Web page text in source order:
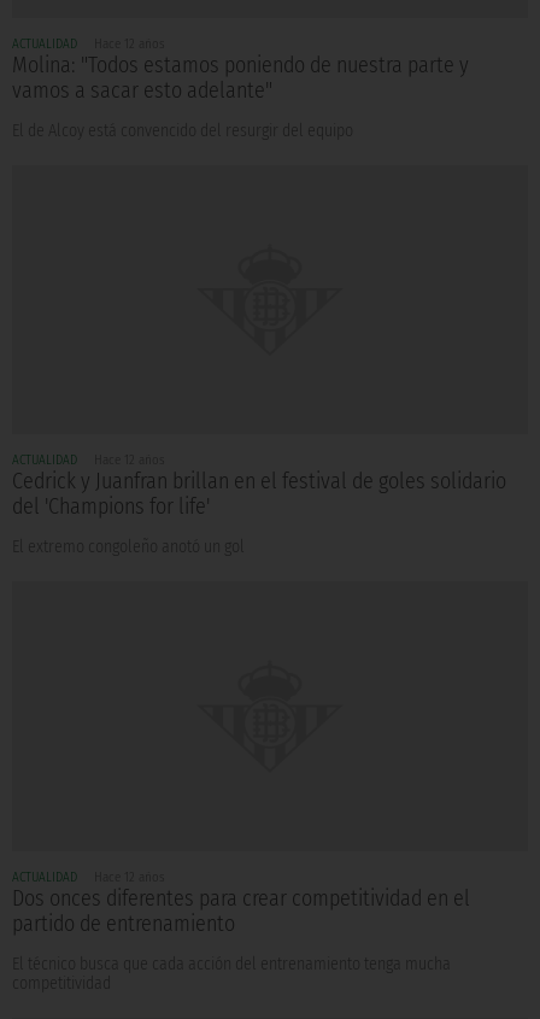
ACTUALIDAD
Molina: "Todos estamos poniendo de nuestra parte y
vamos a sacar esto adelante"
El de Alcoy está convencido del resurgir del equipo
ACTUALIDAD
Cedrick y Juanfran brillan en el festival de goles solidario
del 'Champions for life'
El extremo congoleño anotó un gol
ACTUALIDAD
Dos onces diferentes para crear competitividad en el
partido de entrenamiento
El técnico busca que cada acción del entrenamiento tenga mucha
competitividad